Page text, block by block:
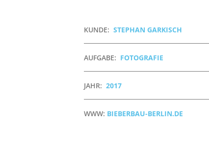
KUNDE: STEPHAN GARKISCH
AUFGABE: FOTOGRAFIE
JAHR: 2017
WWW: BIEBERBAU-BERLIN.DE